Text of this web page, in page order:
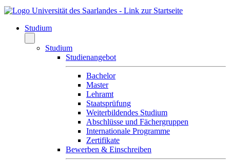
Studium
Studium
Studienangebot
Bachelor
Master
Lehramt
Staatsprüfung
Weiterbildendes Studium
Abschlüsse und Fächergruppen
Internationale Programme
Zertifikate
Bewerben & Einschreiben